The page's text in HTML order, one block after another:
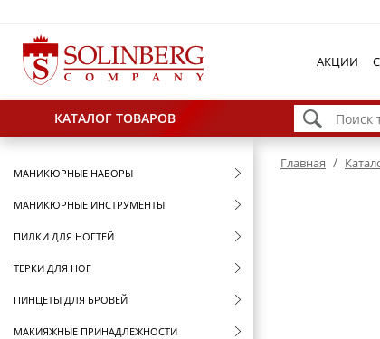
АКЦИИ
КАТАЛОГ ТОВАРОВ
МАНИКЮРНЫЕ НАБОРЫ
МАНИКЮРНЫЕ ИНСТРУМЕНТЫ
ПИЛКИ ДЛЯ НОГТЕЙ
ТЕРКИ ДЛЯ НОГ
ПИНЦЕТЫ ДЛЯ БРОВЕЙ
МАКИЯЖНЫЕ ПРИНАДЛЕЖНОСТИ
Главная /